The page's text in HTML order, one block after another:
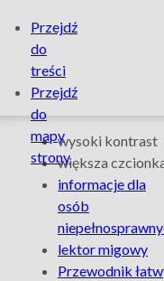
ŁKA
oficjalnym
Light
Move
Festival
Szybkie
linki
Przejdź
do
treści
Przejdź
do
mapy
strony
Ułatwienia
dla
osób
wysoki kontrast
większa
informacje dla
osób
lektor migowy
Przewodnik